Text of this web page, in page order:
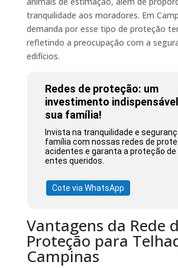
tranquilidade aos moradores. Em
demanda por esse tipo de proteção
refletindo a preocupação com a
edifícios.
Redes de proteção: um
investimento
sua família!
Invista na tranquilidade e
família com nossas redes de
acidentes e garanta a proteção de
entes queridos.
Cote via WhatsApp
Vantagens da Rede
Proteção para
Campinas